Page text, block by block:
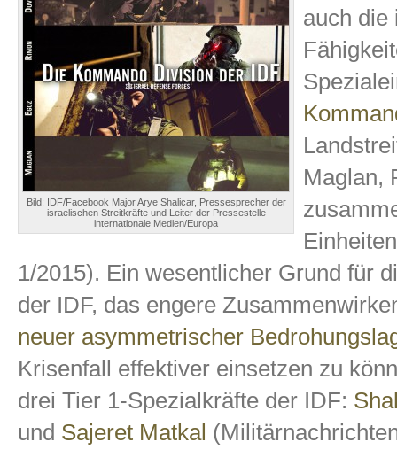
Bild: IDF/Facebook Major Arye Shalicar, Pressesprecher der
israelischen Streitkräfte und Leiter der Pressestelle
internationale Medien/Europa
auch die
Maglan,
1/2015). Ein wesentlicher Grund für
der IDF, das engere
neuer asymmetrischer
Krisenfall effektiver einsetzen zu
drei Tier 1-Spezialkräfte der IDF:
und Sajeret Matkal